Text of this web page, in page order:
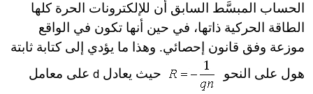
الحساب المبسَّط السابق أن للإلكترونات الحرة كلها
الطاقة الحركية ذاتها، في حين أنها تكون في الواقع
موزعة وفق قانون إحصائي. وهذا ما يؤدي إلى كتابة ثابتة
هول على النحو
حيث يعادل d على معامل